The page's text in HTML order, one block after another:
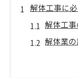
解体工事に
解体工
解体業